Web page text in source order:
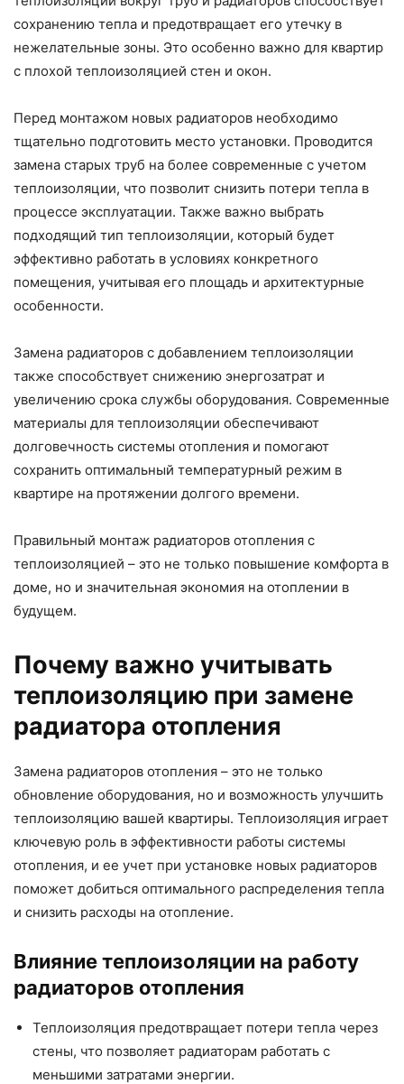
сохранению тепла и предотвращает его утечку в
нежелательные зоны. Это особенно важно для квартир
с плохой теплоизоляцией стен и окон.
Перед монтажом новых радиаторов необходимо
тщательно подготовить место установки. Проводится
замена старых труб на более современные с учетом
теплоизоляции, что позволит снизить потери тепла в
процессе эксплуатации. Также важно выбрать
подходящий тип теплоизоляции, который будет
эффективно работать в условиях конкретного
помещения, учитывая его площадь и архитектурные
особенности.
Замена радиаторов с добавлением теплоизоляции
также способствует снижению энергозатрат и
увеличению срока службы оборудования. Современные
материалы для теплоизоляции обеспечивают
долговечность системы отопления и помогают
сохранить оптимальный температурный режим в
квартире на протяжении долгого времени.
Правильный монтаж радиаторов отопления с
теплоизоляцией – это не только повышение комфорта в
доме, но и значительная экономия на отоплении в
будущем.
Почему важно учитывать
теплоизоляцию при замене
радиатора отопления
Замена радиаторов отопления – это не только
обновление оборудования, но и возможность улучшить
теплоизоляцию вашей квартиры. Теплоизоляция играет
ключевую роль в эффективности работы системы
отопления, и ее учет при установке новых радиаторов
поможет добиться оптимального распределения тепла
и снизить расходы на отопление.
Влияние теплоизоляции на работу
радиаторов отопления
Теплоизоляция предотвращает потери тепла через
стены, что позволяет радиаторам работать с
меньшими затратами энергии.